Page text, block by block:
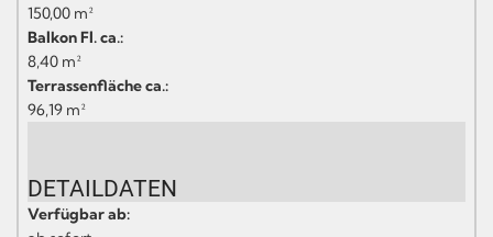
150,00 m²
Balkon Fl. ca.:
8,40 m²
Terrassenfläche ca.:
96,19 m²
DETAILDATEN
Verfügbar ab: